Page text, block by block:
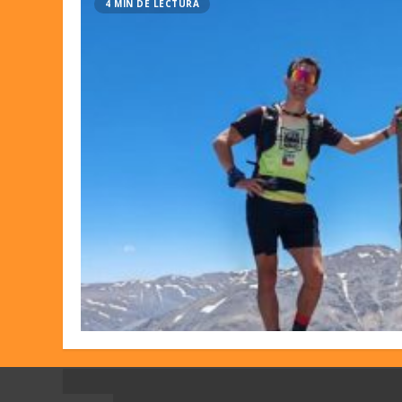
4 MIN DE LECTURA